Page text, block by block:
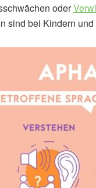
oder
sind bei Kindern